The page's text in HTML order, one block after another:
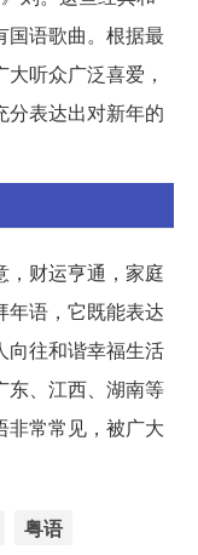
国语歌曲。根据最
听众广泛喜爱，
分表达出对新年的
，财运亨通，家庭
年语，它既能表达
向往和谐幸福生活
东、江西、湖南等
非常常见，被广大
粤语